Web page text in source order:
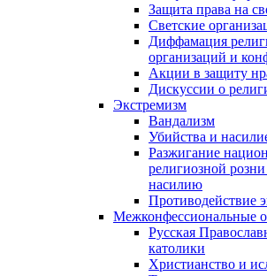
Защита права на
Светские
Диффамация
организаций и
Акции в защиту
Дискуссии о
Экстремизм
Вандализм
Убийства и
Разжигание
религиозной
насилию
Противодействие
Межконфессиональные
Русская
католики
Христианство и